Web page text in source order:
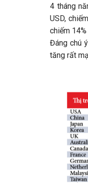
4 tháng
USD,
chiếm
Đáng chú
tăng rất